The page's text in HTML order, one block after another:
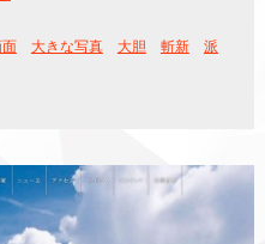
大きな写真 大胆 斬新
派